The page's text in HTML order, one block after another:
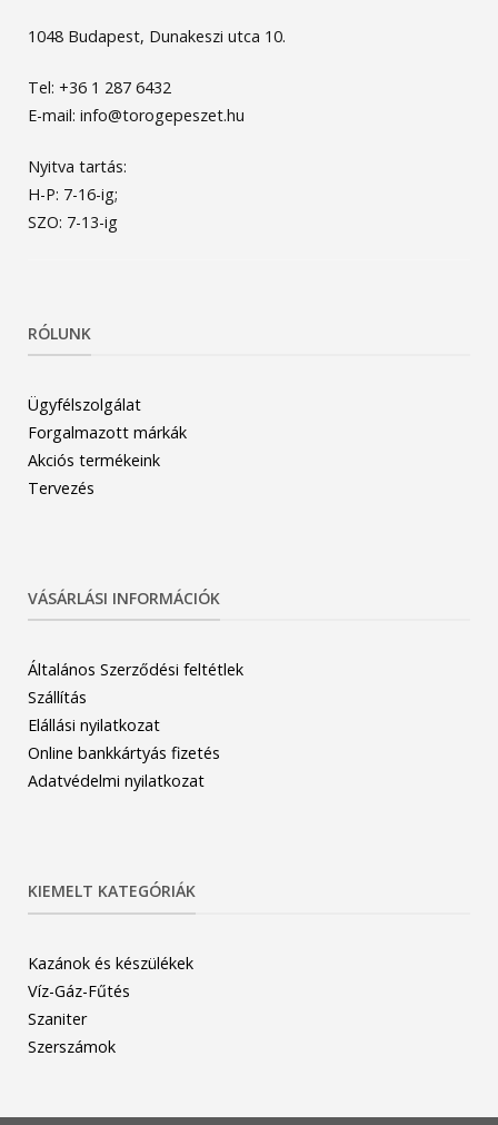
1048 Budapest, Dunakeszi utca 10.
Tel: +36 1 287 6432
E-mail: info@torogepeszet.hu
Nyitva tartás:
H-P: 7-16-ig;
SZO: 7-13-ig
RÓLUNK
Ügyfélszolgálat
Forgalmazott márkák
Akciós termékeink
Tervezés
VÁSÁRLÁSI INFORMÁCIÓK
Általános Szerződési feltétlek
Szállítás
Elállási nyilatkozat
Online bankkártyás fizetés
Adatvédelmi nyilatkozat
KIEMELT KATEGÓRIÁK
Kazánok és készülékek
Víz-Gáz-Fűtés
Szaniter
Szerszámok